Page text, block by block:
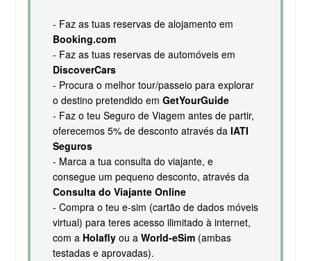
- Faz as tuas reservas de alojamento em
Booking.com
- Faz as tuas reservas de automóveis em
DiscoverCars
- Procura o melhor tour/passeio para explorar
o destino pretendido em GetYourGuide
- Faz o teu Seguro de Viagem antes de partir,
oferecemos 5% de desconto através da IATI
Seguros
- Marca a tua consulta do viajante, e
consegue um pequeno desconto, através da
Consulta do Viajante Online
- Compra o teu e-sim (cartão de dados móveis
virtual) para teres acesso ilimitado à internet,
com a Holaflyou a World-eSim(ambas
testadas e aprovadas).